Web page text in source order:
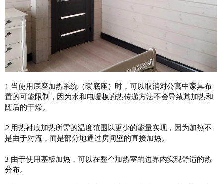
1.当使用底座加热系统（暖底座）时，可以取消对公寓中家具布
置的可能限制，因为水和电暖板的热传递方法不会导致其加热和
随后的干燥。
2.用热衬底加热所需的温度范围以更少的能量实现，因为加热不
是由于对流，而是部分地通过房间壁的直接加热。
3.由于使用基板加热，可以在整个加热室的边界内实现舒适的热
分布。